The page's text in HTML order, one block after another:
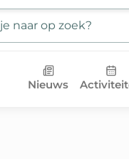
Nieuws